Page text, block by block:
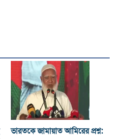
ভারতকে জামায়াত আমিরের প্রশ্ন: